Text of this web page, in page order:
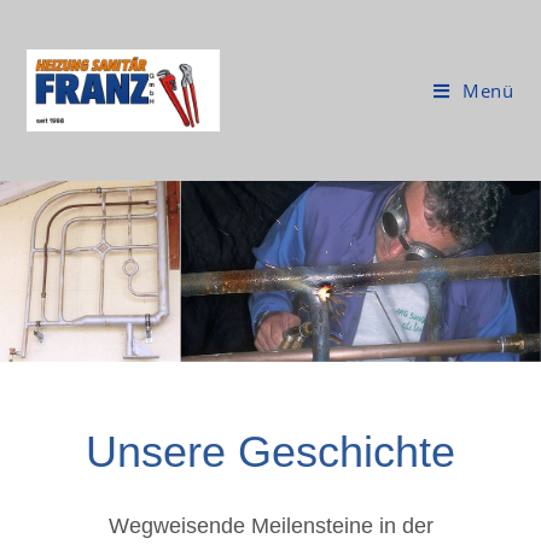
Menü
Unsere Geschichte
Wegweisende Meilensteine in der